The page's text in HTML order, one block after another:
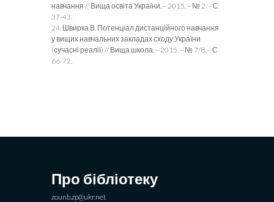
навчання // Вища освіта України. – 2015. – № 2. – С.
37-43.
24. Швирка В. Потенціал дистанційного навчання
у вищих навчальних закладах сходу України
(сучасні реалії) // Вища школа. – 2015. – № 7/8. – С.
66-72.
Про бібліотеку
zounb.zp@ukr.net